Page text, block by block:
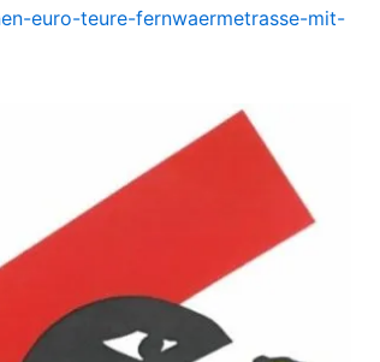
euro-teure-fernwaermetrasse-mit-